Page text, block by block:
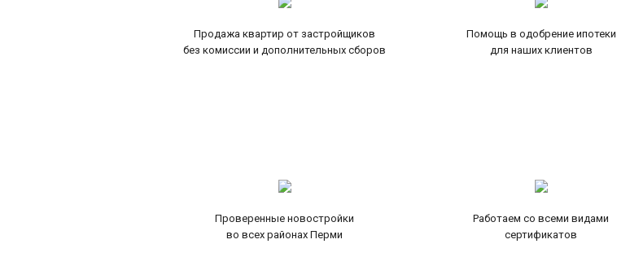
Продажа квартир от застройщиков
без комиссии и дополнительных сборов
Помощь в одобрение ипотеки
для наших клиентов
Проверенные новостройки
во всех районах Перми
Работаем со всеми видами
сертификатов